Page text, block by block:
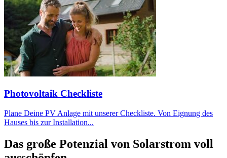
Photovoltaik Checkliste
Plane Deine PV Anlage mit unserer Checkliste. Von Eignung des
Hauses bis zur Installation...
Das große Potenzial von Solarstrom voll